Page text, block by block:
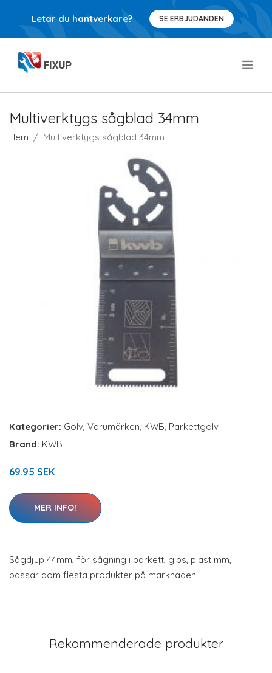
Letar du hantverkare? SE ERBJUDANDEN
Multiverktygs sågblad 34mm
Hem Multiverktygs sågblad 34mm
Kategorier: Golv, Varumärken, KWB, Parkettgolv
Brand: KWB
69.95 SEK
MER INFO!
Sågdjup 44mm, för sågning i parkett, gips, plast mm,
passar dom flesta produkter på marknaden.
Rekommenderade produkter